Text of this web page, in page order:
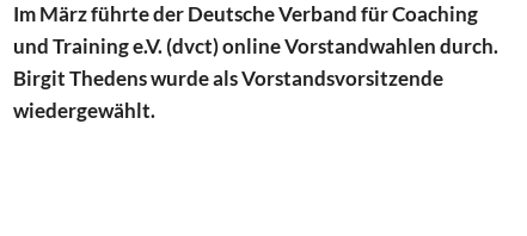
Im März führte der Deutsche Verband für Coaching
und Training e.V. (dvct) online Vorstandwahlen durch.
Birgit Thedens wurde als Vorstandsvorsitzende
wiedergewählt.